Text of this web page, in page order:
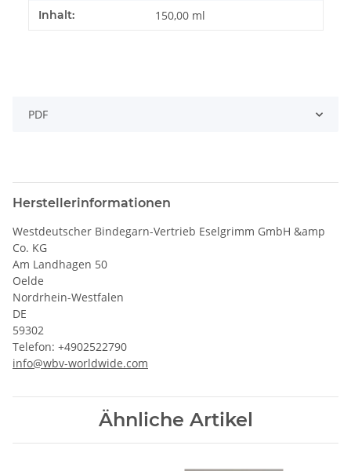
Inhalt: 150,00 ml
PDF
Herstellerinformationen
Westdeutscher Bindegarn-Vertrieb Eselgrimm GmbH &amp
Co. KG
Am Landhagen 50
Oelde
Nordrhein-Westfalen
DE
59302
Telefon: +4902522790
info@wbv-worldwide.com
Ähnliche Artikel